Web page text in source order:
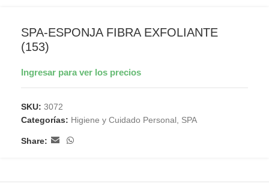
SPA-ESPONJA FIBRA EXFOLIANTE
(153)
Ingresar para ver los precios
SKU: 3072
Categorías: Higiene y Cuidado Personal SPA
Share: